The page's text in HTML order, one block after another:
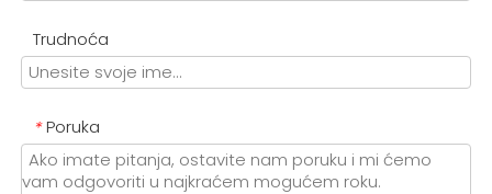
Trudnoća
* Poruka